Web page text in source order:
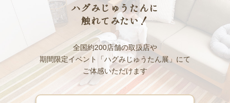
ハグみじゅうたんに
触れてみたい！
全国約200店舗の取扱店や
期間限定イベント「ハグみじゅうたん展」にて
ご体感いただけます